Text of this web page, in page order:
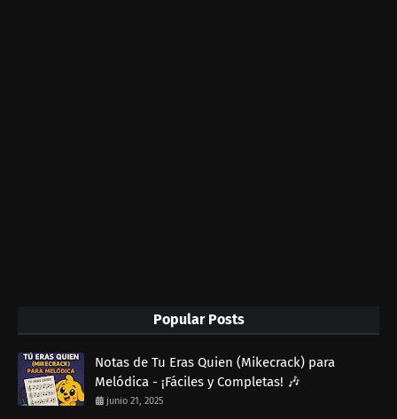
Popular Posts
Notas de Tu Eras Quien (Mikecrack) para
Melódica - ¡Fáciles y Completas! 🎶
junio 21, 2025